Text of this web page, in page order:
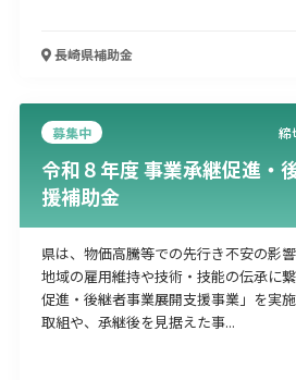
長崎県補助金
募集中 締
令和８年度 事業承継促進・
援補助金
県は、物価高騰等での先行き不安の影
地域の雇用維持や技術・技能の伝承に
促進・後継者事業展開支援事業」を実
取組や、承継後を見据えた事...